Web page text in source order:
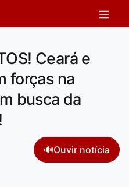
Ceará e
forças na
busca da
🔊Ouvir notícia